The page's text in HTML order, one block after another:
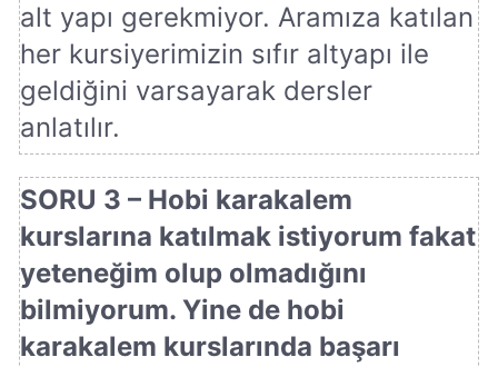
alt yapı gerekmiyor. Aramıza katılan
her kursiyerimizin sıfır altyapı ile
geldiğini varsayarak dersler
anlatılır.
SORU 3 – Hobi karakalem
kurslarına katılmak istiyorum fakat
yeteneğim olup olmadığını
bilmiyorum. Yine de hobi
karakalem kurslarında başarı